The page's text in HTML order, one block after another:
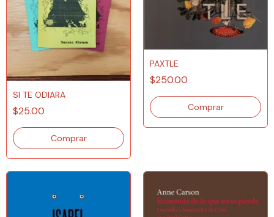
SI TE ODIARA
$25.00
PAXTLE
$250.00